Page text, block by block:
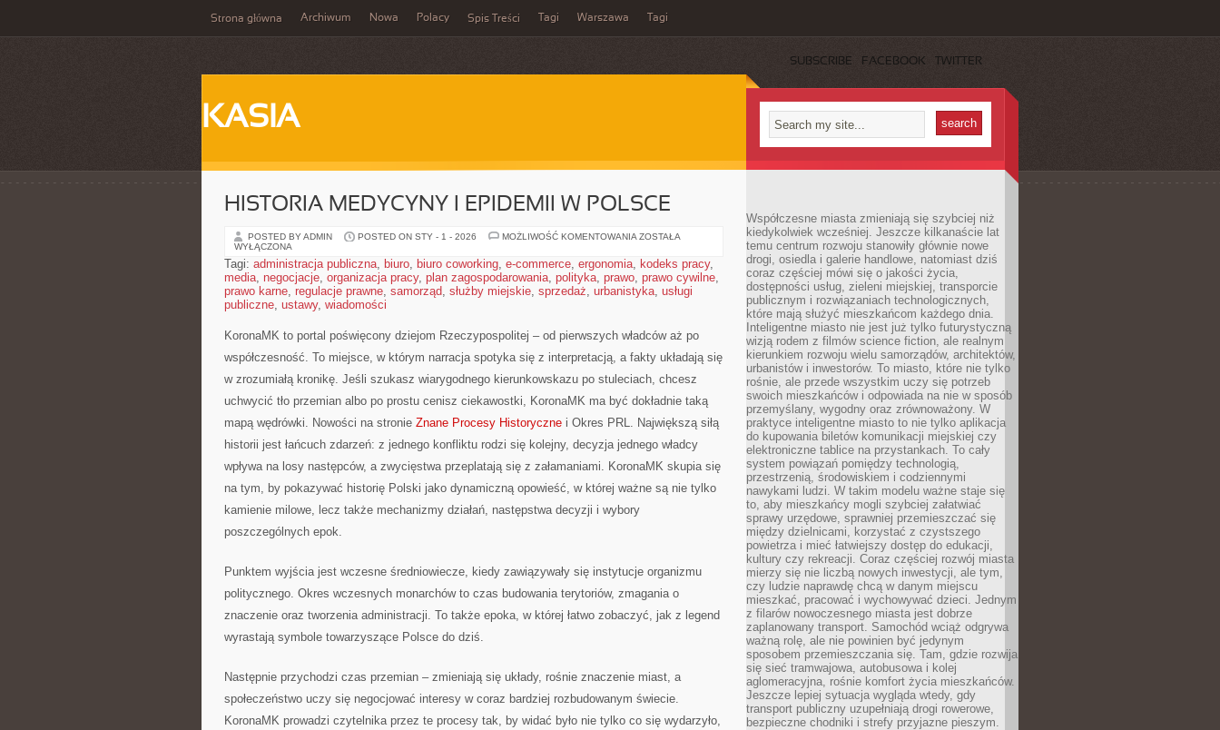
Strona główna Archiwum Nowa Polacy Spis Treści Tagi Warszawa Tagi
SUBSCRIBE FACEBOOK TWITTER
KASIA
HISTORIA MEDYCYNY I EPIDEMII W POLSCE
POSTED BY ADMIN POSTED ON STY - 1 - 2026 MOŻLIWOŚĆ KOMENTOWANIA HISTORIA
EPIDEMII
W
POLSCE
ZOSTAŁA
WYŁĄCZONA
Tagi: administracja publiczna, biuro, biuro coworking, e-commerce, ergonomia, kodeks pracy,
media, negocjacje, organizacja pracy, plan zagospodarowania, polityka, prawo, prawo cywilne,
prawo karne, regulacje prawne, samorząd, służby miejskie, sprzedaż, urbanistyka, usługi
publiczne, ustawy, wiadomości
KoronaMK to portal poświęcony dziejom Rzeczypospolitej – od pierwszych władców aż po
współczesność. To miejsce, w którym narracja spotyka się z interpretacją, a fakty układają się
w zrozumiałą kronikę. Jeśli szukasz wiarygodnego kierunkowskazu po stuleciach, chcesz
uchwycić tło przemian albo po prostu cenisz ciekawostki, KoronaMK ma być dokładnie taką
mapą wędrówki. Nowości na stronie Znane Procesy Historyczne i Okres PRL. Największą siłą
historii jest łańcuch zdarzeń: z jednego konfliktu rodzi się kolejny, decyzja jednego władcy
wpływa na losy następców, a zwycięstwa przeplatają się z załamaniami. KoronaMK skupia się
na tym, by pokazywać historię Polski jako dynamiczną opowieść, w której ważne są nie tylko
kamienie milowe, lecz także mechanizmy działań, następstwa decyzji i wybory
poszczególnych epok.
Punktem wyjścia jest wczesne średniowiecze, kiedy zawiązywały się instytucje organizmu
politycznego. Okres wczesnych monarchów to czas budowania terytoriów, zmagania o
znaczenie oraz tworzenia administracji. To także epoka, w której łatwo zobaczyć, jak z legend
wyrastają symbole towarzyszące Polsce do dziś.
Następnie przychodzi czas przemian – zmieniają się układy, rośnie znaczenie miast, a
społeczeństwo uczy się negocjować interesy w coraz bardziej rozbudowanym świecie.
KoronaMK prowadzi czytelnika przez te procesy tak, by widać było nie tylko co się wydarzyło,
Współczesne miasta zmieniają się szybciej niż
kiedykolwiek wcześniej. Jeszcze kilkanaście lat
temu centrum rozwoju stanowiły głównie nowe
drogi, osiedla i galerie handlowe, natomiast dziś
coraz częściej mówi się o jakości życia,
dostępności usług, zieleni miejskiej, transporcie
publicznym i rozwiązaniach technologicznych,
które mają służyć mieszkańcom każdego dnia.
Inteligentne miasto nie jest już tylko futurystyczną
wizją rodem z filmów science fiction, ale realnym
kierunkiem rozwoju wielu samorządów, architektów,
urbanistów i inwestorów. To miasto, które nie tylko
rośnie, ale przede wszystkim uczy się potrzeb
swoich mieszkańców i odpowiada na nie w sposób
przemyślany, wygodny oraz zrównoważony. W
praktyce inteligentne miasto to nie tylko aplikacja
do kupowania biletów komunikacji miejskiej czy
elektroniczne tablice na przystankach. To cały
system powiązań pomiędzy technologią,
przestrzenią, środowiskiem i codziennymi
nawykami ludzi. W takim modelu ważne staje się
to, aby mieszkańcy mogli szybciej załatwiać
sprawy urzędowe, sprawniej przemieszczać się
między dzielnicami, korzystać z czystszego
powietrza i mieć łatwiejszy dostęp do edukacji,
kultury czy rekreacji. Coraz częściej rozwój miasta
mierzy się nie liczbą nowych inwestycji, ale tym,
czy ludzie naprawdę chcą w danym miejscu
mieszkać, pracować i wychowywać dzieci. Jednym
z filarów nowoczesnego miasta jest dobrze
zaplanowany transport. Samochód wciąż odgrywa
ważną rolę, ale nie powinien być jedynym
sposobem przemieszczania się. Tam, gdzie rozwija
się sieć tramwajowa, autobusowa i kolej
aglomeracyjna, rośnie komfort życia mieszkańców.
Jeszcze lepiej sytuacja wygląda wtedy, gdy
transport publiczny uzupełniają drogi rowerowe,
bezpieczne chodniki i strefy przyjazne pieszym.